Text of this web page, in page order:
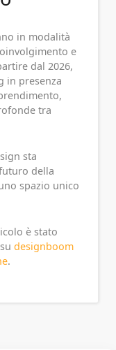
in modalità
e
dal 2026,
in presenza
tra
sta
della
spazio unico
è stato
designboom
.